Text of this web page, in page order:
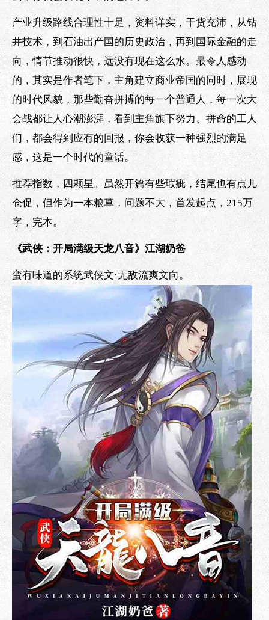
产业升级路线合理性十足，资料详实，干货充沛，从钻
井技术，到石油出产国的历史政治，再到国际金融的走
向，情节推动很快，远没有现在这么水。最令人感动
的，其实是作者笔下，主角建立商业帝国的同时，展现
的时代风貌，那些勤奋拼搏的每一个普通人，每一次大
会战都让人心潮澎湃，看到主角旗下努力、拼命的工人
们，都会得到应有的回报，你会收获一种强烈的满足
感，这是一个时代的童话。
推荐指数，四颗星。虽然开篇有些瑕疵，结尾也有点儿
仓促，但作为一本粮草，问题不大，首发起点，215万
字，完本。
《武侠：开局满级天龙八音》江湖奶爸
蛮有味道的系统武侠文·无敌流爽文向。